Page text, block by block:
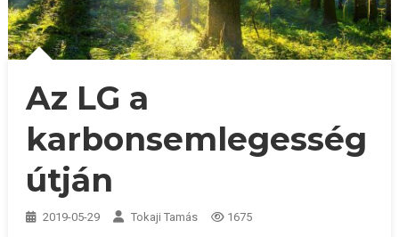
Az LG a
karbonsemlegesség
útján
2019-05-29 Tokaji Tamás 1675